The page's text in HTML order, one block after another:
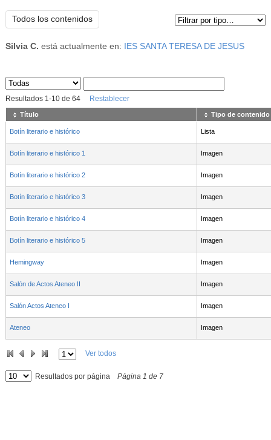
Todos los contenidos
Silvia C. está actualmente en: IES SANTA TERESA DE JESUS
Sus archivos
Resultados 1-10de 64 Restablecer
Título Tipo de contenido
Botín literario e histórico Lista
Botín literario e histórico 1 Imagen
Botín literario e histórico 2 Imagen
Botín literario e histórico 3 Imagen
Botín literario e histórico 4 Imagen
Botín literario e histórico 5 Imagen
Hemingway Imagen
Salón de Actos Ateneo II Imagen
Salón Actos Ateneo I Imagen
Ateneo Imagen
Ver todos
Resultados por página Página 1 de 7